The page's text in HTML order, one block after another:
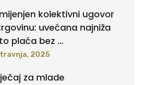
kolektivni ugovor
uvećana najniža
plaća bez ...
2025
za mlade